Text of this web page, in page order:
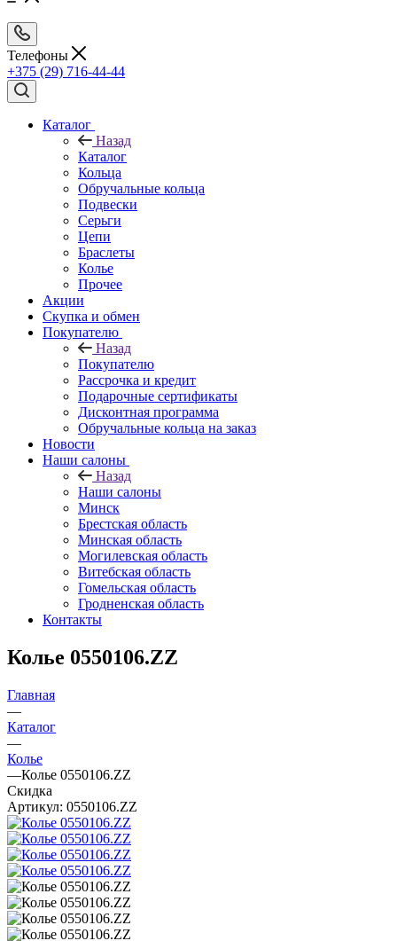
Телефоны
+375 (29) 716-44-44
Каталог
Назад
Каталог
Кольца
Обручальные кольца
Подвески
Серьги
Цепи
Браслеты
Колье
Прочее
Акции
Скупка и обмен
Покупателю
Назад
Покупателю
Рассрочка и кредит
Подарочные сертификаты
Дисконтная программа
Обручальные кольца на заказ
Новости
Наши салоны
Назад
Наши салоны
Минск
Брестская область
Минская область
Могилевская область
Витебская область
Гомельская область
Гродненская область
Контакты
Колье 0550106.ZZ
Главная
—
Каталог
—
Колье
—Колье 0550106.ZZ
Скидка
Артикул: 0550106.ZZ